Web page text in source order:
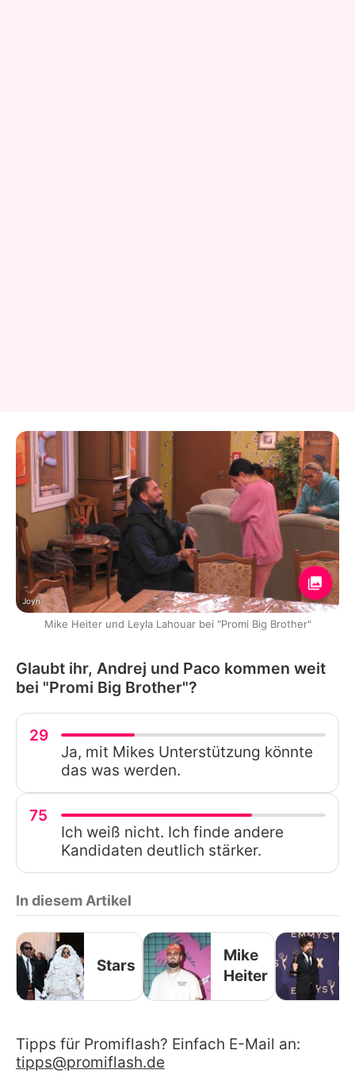
Joyn
Mike Heiter und Leyla Lahouar bei "Promi Big Brother"
Glaubt ihr, Andrej und Paco kommen weit
bei "Promi Big Brother"?
29
Ja, mit Mikes Unterstützung könnte
das was werden.
75
Ich weiß nicht. Ich finde andere
Kandidaten deutlich stärker.
In diesem Artikel
Stars
Mike
Heiter
Tipps für Promiflash? Einfach E-Mail an:
tipps@promiflash.de